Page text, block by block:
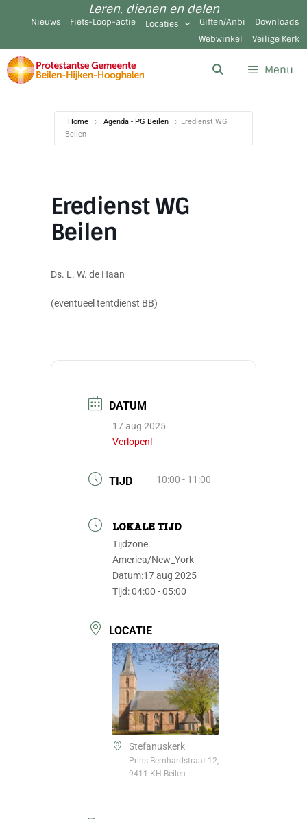
Leren, dienen en delen
Nieuws Fiets-Loop-actie Locaties Giften/Anbi
Downloads
Webwinkel
Veilige Kerk
Menu
Home Agenda - PG Beilen
Eredienst WG
Beilen
Eredienst WG
Beilen
Ds. L. W. de Haan
(eventueel tentdienst BB)
DATUM
17 aug 2025
Verlopen!
TIJD 10:00 - 11:00
LOKALE TIJD
Tijdzone:
America/New_York
Datum:17 aug 2025
Tijd:04:00 - 05:00
LOCATIE
Stefanuskerk
Prins Bernhardstraat 12,
9411 KH Beilen